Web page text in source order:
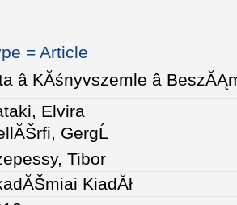
= Article
â KĂśnyvszemle â
Elvira
GergĹ
Tibor
KiadĂł